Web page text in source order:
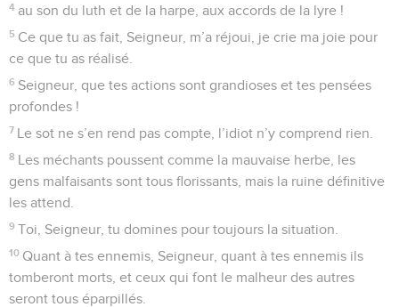
4 au son du luth et de la harpe, aux accords de la lyre !
5 Ce que tu as fait, Seigneur, m’a réjoui, je crie ma joie pour
ce que tu as réalisé.
6 Seigneur, que tes actions sont grandioses et tes pensées
profondes !
7 Le sot ne s’en rend pas compte, l’idiot n’y comprend rien.
8 Les méchants poussent comme la mauvaise herbe, les
gens malfaisants sont tous florissants, mais la ruine définitive
les attend.
9 Toi, Seigneur, tu domines pour toujours la situation.
10 Quant à tes ennemis, Seigneur, quant à tes ennemis ils
tomberont morts, et ceux qui font le malheur des autres
seront tous éparpillés.